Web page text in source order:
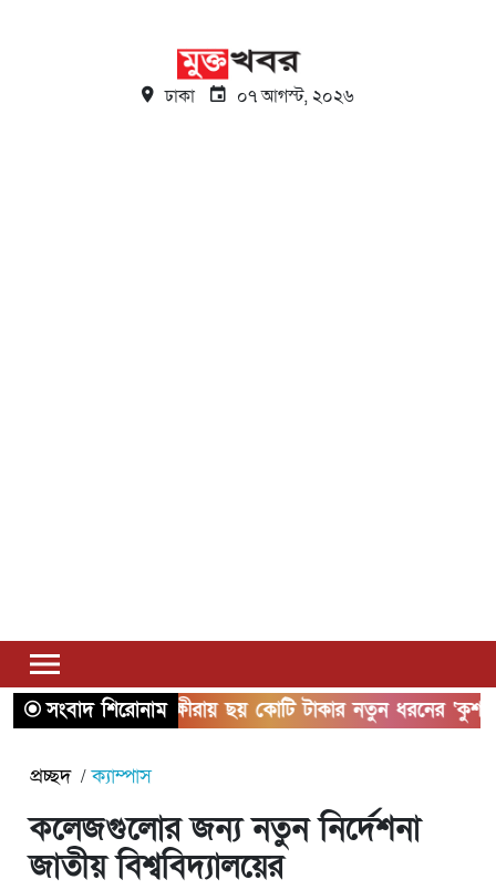
ঢাকা ০৭ আগস্ট, ২০২৬
সংবাদ শিরোনাম
সাতক্ষীরায় ছয় কোটি টাকার নতুন ধরনের ‘কুশ’
প্রচ্ছদ ক্যাম্পাস
কলেজগুলোর জন্য নতুন নির্দেশনা
জাতীয় বিশ্ববিদ্যালয়ের